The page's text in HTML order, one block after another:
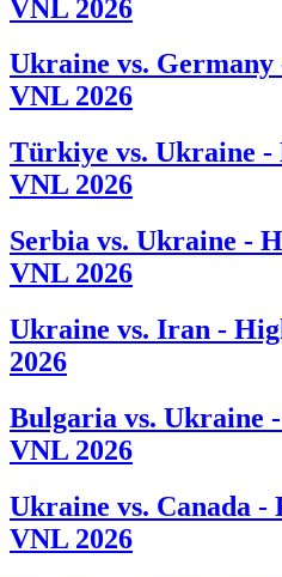
VNL 2026
Ukraine vs.
VNL 2026
Türkiye vs. Ukraine
VNL 2026
Serbia vs. Ukraine -
VNL 2026
Ukraine vs. Iran -
2026
Bulgaria vs. Ukraine
VNL 2026
Ukraine vs. Canada
VNL 2026